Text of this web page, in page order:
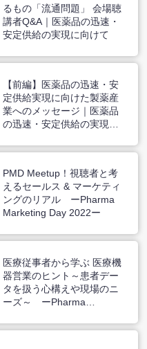
るもの「流通問題」 会場聴
講者Q&A｜医薬品の迅速・
安定供給の実現に向けて
【前編】医薬品の迅速・安
定供給実現に向けた製薬産
業へのメッセージ｜医薬品
の迅速・安定供給の実現に
PMD Meetup！視聴者と考
えるセールス & マーケティ
ングのリアル ーPharma
Marketing Day 2022ー
医療従事者から学ぶ 医療機
器営業のヒント～患者デー
タを扱う心構えや現場のニ
ーズ～ ーPharma